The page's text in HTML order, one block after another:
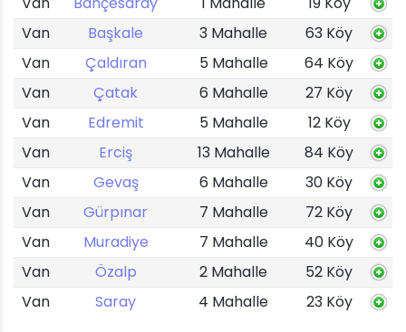
Van
Başkale 3 Mahalle
63 Köy
Van
Çaldıran 5 Mahalle
64 Köy
Van
Çatak 6 Mahalle
27 Köy
Van
Edremit 5 Mahalle
12 Köy
Van
Erciş 13 Mahalle
84 Köy
Van
Gevaş 6 Mahalle
30 Köy
Van
Gürpınar 7 Mahalle
72 Köy
Van
Muradiye 7 Mahalle
40 Köy
Van
Özalp 2 Mahalle
52 Köy
Van
Saray 4 Mahalle 23 Köy